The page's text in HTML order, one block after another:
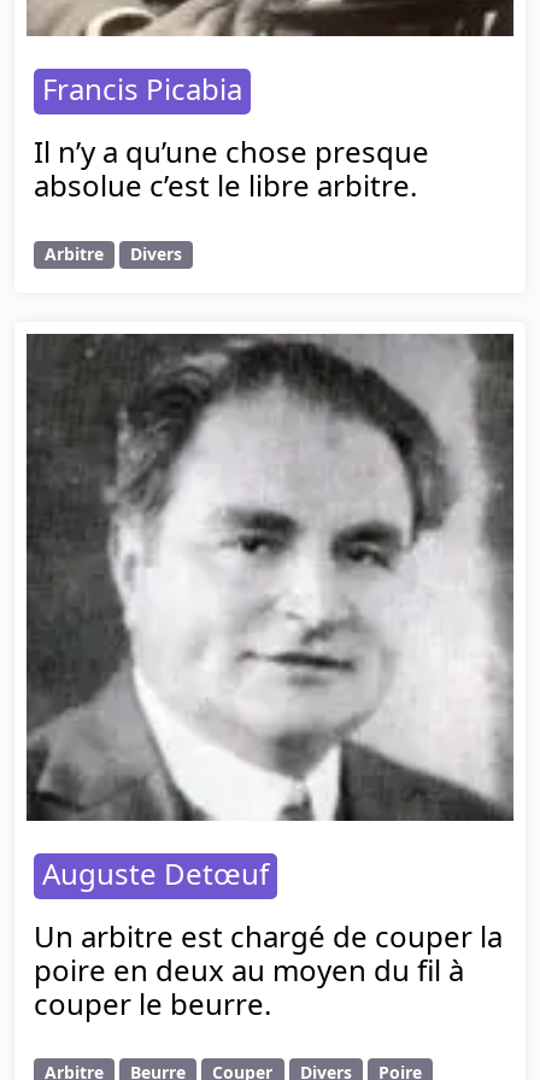
Francis Picabia
Il n’y a qu’une chose presque
absolue c’est le libre arbitre.
Arbitre Divers
Auguste Detœuf
Un arbitre est chargé de couper la
poire en deux au moyen du fil à
couper le beurre.
Arbitre Beurre Couper Divers Poire